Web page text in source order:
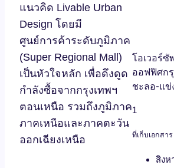
แนวคิด Livable Urban
Design โดยมี
ศูนย์การค้าระดับภูมิภาค
(Super Regional Mall)
เป็นหัวใจหลัก เพื่อดึงดูด
กำลังซื้อจากกรุงเทพฯ
ตอนเหนือ รวมถึงภูมิภาค
ภาคเหนือและภาคตะวัน
ออกเฉียงเหนือ
โอเวอร์ซั
ออฟฟิศก
ชะลอ-แข่
ที่เก็บเอกสาร
สิงห